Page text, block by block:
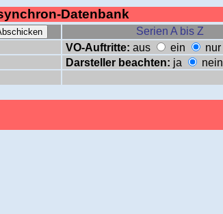
Datenbank
Serien A bis Z
VO-Auftritte: aus ein
nur
Darsteller beachten: ja
nein